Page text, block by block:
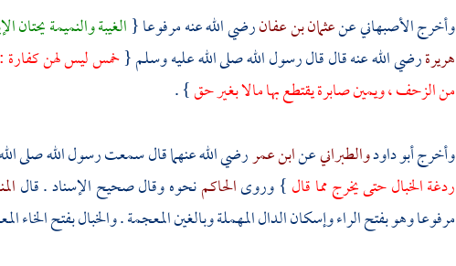
وأخرجالأصبهانيعنعثمان بن عفانرضي الله عنه مرفوعا {الغيبة والنميمة يحتان
هريرةرضي الله عنه قال قال رسول الله صلى الله عليه وسلم {خمس ليس لهن كفارة :
من الزحف ، ويمين صابرة يقتطع بها مالا بغير حق} .
وأخرجأبو داودوالطبرانيعنابن عمررضي الله عنهما قال سمعت رسول الله صلى
ردغة الخبال حتى يخرج مما قال} وروىالحاكمنحوه وقال صحيح الإسناد . قال
مرفوعا وهو بفتح الراء وإسكان الدال المهملة وبالغين المعجمة . والخبال بفتح الخاء